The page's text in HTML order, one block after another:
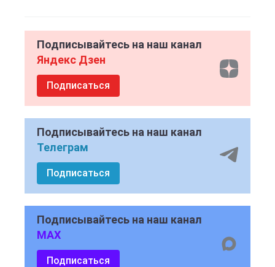
Подписывайтесь на наш канал
Яндекс Дзен
Подписаться
Подписывайтесь на наш канал
Телеграм
Подписаться
Подписывайтесь на наш канал
MAX
Подписаться